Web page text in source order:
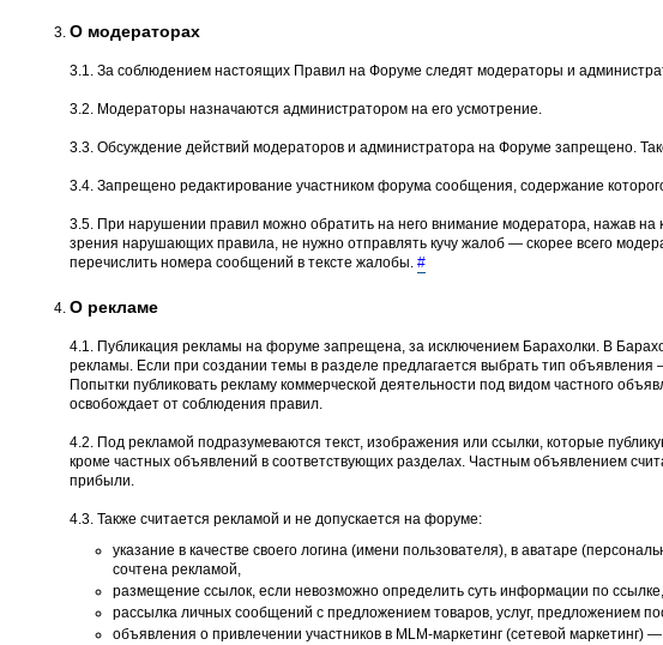
О модераторах
3.1. За соблюдением настоящих Правил на Форуме следят модераторы и
3.2. Модераторы назначаются администратором на его усмотрение.
3.3. Обсуждение действий модераторов и администратора на Форуме запрещено.
3.4. Запрещено редактирование участником форума сообщения, содержание
3.5. При нарушении правил можно обратить на него внимание модератора, нажав на
зрения нарушающих правила, не нужно отправлять кучу жалоб — скорее всего
перечислить номера сообщений в тексте жалобы. #
О рекламе
4.1. Публикация рекламы на форуме запрещена, за исключением Барахолки. В
рекламы. Если при создании темы в разделе предлагается выбрать тип
Попытки публиковать рекламу коммерческой деятельности под видом частного
освобождает от соблюдения правил.
4.2. Под рекламой подразумеваются текст, изображения или ссылки, которые
кроме частных объявлений в соответствующих разделах. Частным объявлением
прибыли.
4.3. Также считается рекламой и не допускается на форуме:
указание в качестве своего логина (имени пользователя), в аватаре
сочтена рекламой,
размещение ссылок, если невозможно определить суть информации по
рассылка личных сообщений с предложением товаров, услуг, предложением
объявления о привлечении участников в MLM-маркетинг (сетевой